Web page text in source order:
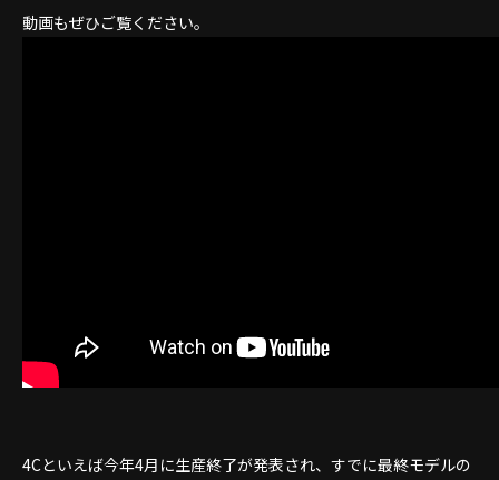
動画もぜひご覧ください。
4Cといえば今年4月に生産終了が発表され、すでに最終モデルの